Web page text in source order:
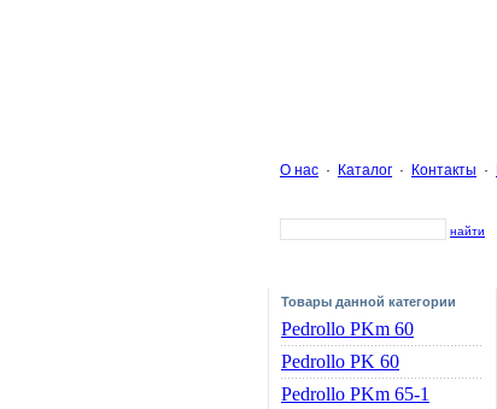
О нас · Каталог · Контакты ·
найти
Товары данной категории
Pedrollo PKm 60
Pedrollo PK 60
Pedrollo PKm 65-1